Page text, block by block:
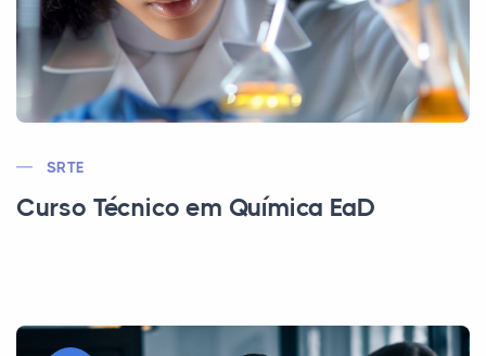
SRTE
Curso Técnico em Química EaD